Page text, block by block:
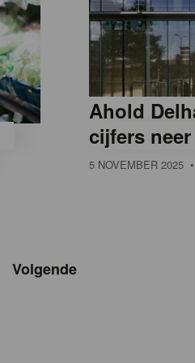
Ahold
cijfers
5 NOVEMBER 2025
Volgende